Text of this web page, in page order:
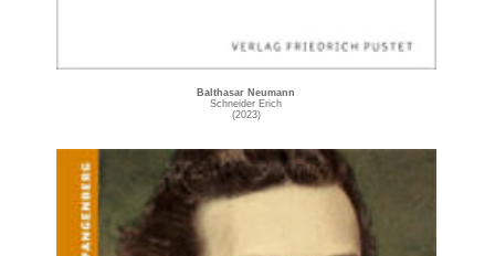
Balthasar Neumann
Schneider Erich
(2023)